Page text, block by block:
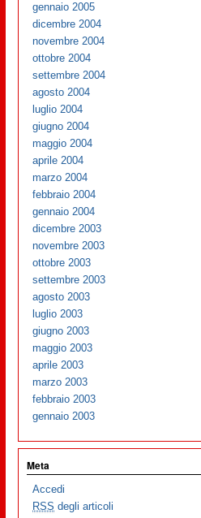
gennaio 2005
dicembre 2004
novembre 2004
ottobre 2004
settembre 2004
agosto 2004
luglio 2004
giugno 2004
maggio 2004
aprile 2004
marzo 2004
febbraio 2004
gennaio 2004
dicembre 2003
novembre 2003
ottobre 2003
settembre 2003
agosto 2003
luglio 2003
giugno 2003
maggio 2003
aprile 2003
marzo 2003
febbraio 2003
gennaio 2003
Meta
Accedi
RSS degli articoli